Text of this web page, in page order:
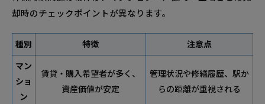
却時のチェックポイントが異なります。
種別 特徴 注意点
マン
ショ
ン
賃貸・購入希望者が多く、
資産価値が安定
管理状況や修繕履歴、駅か
らの距離が重視される